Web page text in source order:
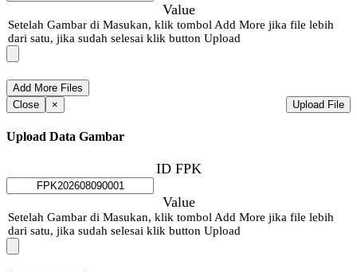
Value
Setelah Gambar di Masukan, klik tombol Add More jika file lebih
dari satu, jika sudah selesai klik button Upload
Upload File
Close ×
Upload Data Gambar
ID FPK
Value
Setelah Gambar di Masukan, klik tombol Add More jika file lebih
dari satu, jika sudah selesai klik button Upload